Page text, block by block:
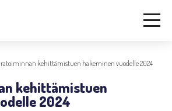
kehittämistuen hakeminen vuodelle 2024
kehittämistuen
2024